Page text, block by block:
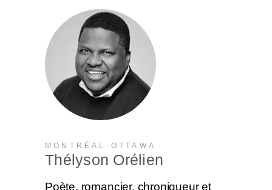
MONTRÉAL-OTTAWA
Thélyson Orélien
Poète, romancier, chroniqueur et